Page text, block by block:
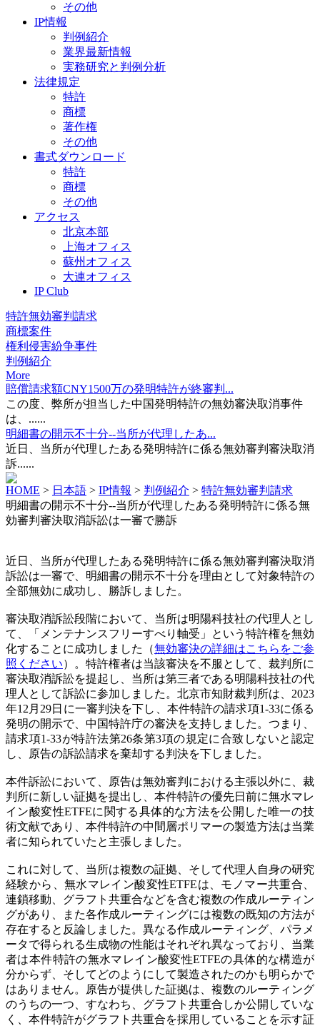
その他
IP情報
判例紹介
業界最新情報
実務研究と判例分析
法律規定
特許
商標
著作権
その他
書式ダウンロード
特許
商標
その他
アクセス
北京本部
上海オフィス
蘇州オフィス
大連オフィス
IP Club
特許無効審判請求
商標案件
権利侵害紛争事件
判例紹介
More
賠償請求額CNY1500万の発明特許が終審判...
この度、弊所が担当した中国発明特許の無効審決取消事件
は、......
明細書の開示不十分--当所が代理したあ...
近日、当所が代理したある発明特許に係る無効審判審決取消
訴......
HOME > 日本語 > IP情報 > 判例紹介 > 特許無効審判請求
明細書の開示不十分--当所が代理したある発明特許に係る無
効審判審決取消訴訟は一審で勝訴
近日、当所が代理したある発明特許に係る無効審判審決取消
訴訟は一審で、明細書の開示不十分を理由として対象特許の
全部無効に成功し、勝訴しました。
審決取消訴訟段階において、当所は明陽科技社の代理人とし
て、「メンテナンスフリーすべり軸受」という特許権を無効
化することに成功しました（無効審決の詳細はこちらをご参
照ください）。特許権者は当該審決を不服として、裁判所に
審決取消訴訟を提起し、当所は第三者である明陽科技社の代
理人として訴訟に参加しました。北京市知財裁判所は、2023
年12月29日に一審判決を下し、本件特許の請求項1-33に係る
発明の開示で、中国特許庁の審決を支持しました。つまり、
請求項1-33が特許法第26条第3項の規定に合致しないと認定
し、原告の訴訟請求を棄却する判決を下しました。
本件訴訟において、原告は無効審判における主張以外に、裁
判所に新しい証拠を提出し、本件特許の優先日前に無水マレ
イン酸変性ETFEに関する具体的な方法を公開した唯一の技
術文献であり、本件特許の中間層ポリマーの製造方法は当業
者に知られていたと主張しました。
これに対して、当所は複数の証拠、そして代理人自身の研究
経験から、無水マレイン酸変性ETFEは、モノマー共重合、
連鎖移動、グラフト共重合などを含む複数の作成ルーティン
グがあり、また各作成ルーティングには複数の既知の方法が
存在すると反論しました。異なる作成ルーティング、パラメ
ータで得られる生成物の性能はそれぞれ異なっており、当業
者は本件特許の無水マレイン酸変性ETFEの具体的な構造が
分からず、そしてどのようにして製造されたのかも明らかで
はありません。原告が提供した証拠は、複数のルーティング
のうちの一つ、すなわち、グラフト共重合しか公開していな
く、本件特許がグラフト共重合を採用していることを示す証